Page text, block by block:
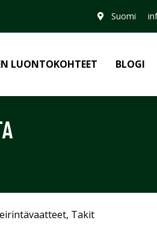
Suomi
LUONTOKOHTEET BLOGI
, Takit